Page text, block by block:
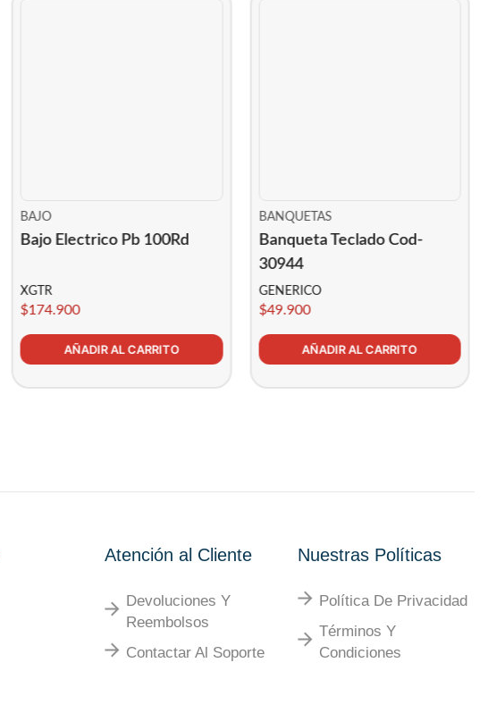
BAJO
Bajo Electrico Pb 100Rd
XGTR
$174.900
AÑADIR AL CARRITO
BANQUETAS
Banqueta Teclado Cod-
30944
GENERICO
$49.900
AÑADIR AL CARRITO
Atención al Cliente
Devoluciones Y
Reembolsos
Contactar Al Soporte
Nuestras Políticas
Política De Privacidad
Términos Y
Condiciones